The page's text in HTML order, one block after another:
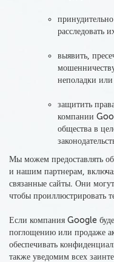
расследовать
выявить,
неполадки
защитить
компании
общества в
Мы можем предоставлять
и нашим партнерам,
связанные сайты. Они
чтобы проиллюстрировать
Если компания Google
поглощению или продаже
обеспечивать
также уведомим всех